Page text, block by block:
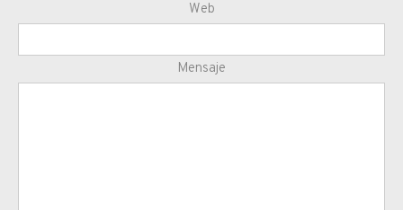
Web
Mensaje